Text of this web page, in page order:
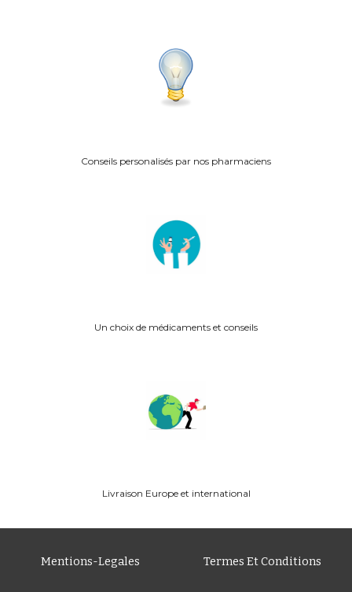
Conseils personalisés par nos pharmaciens
Un choix de médicaments et conseils
Livraison Europe et international
Mentions-Legales Termes Et Conditions